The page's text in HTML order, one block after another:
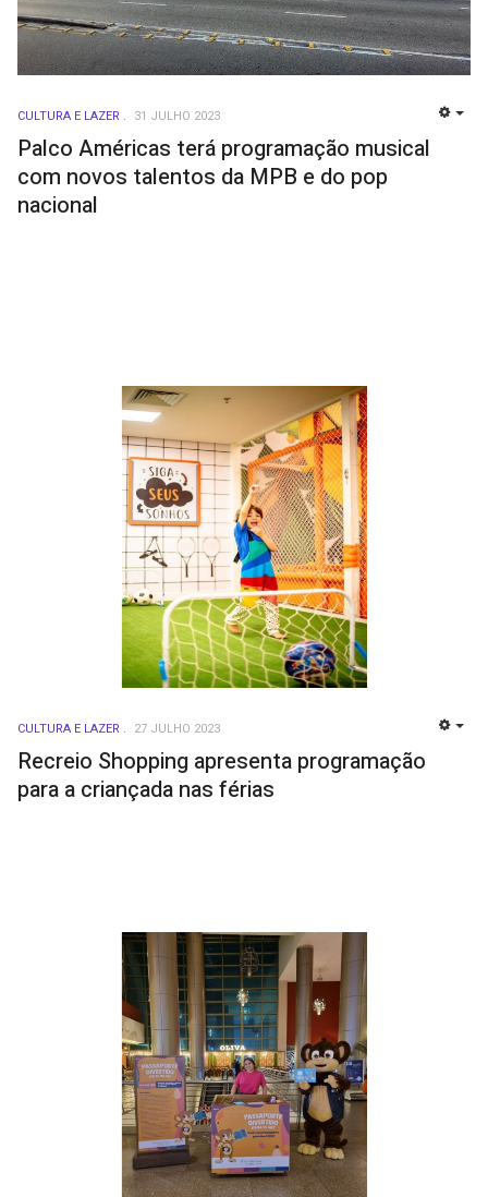
CULTURA E LAZER 31 JULHO 2023
Palco Américas terá programação musical
com novos talentos da MPB e do pop
nacional
CULTURA E LAZER 27 JULHO 2023
Recreio Shopping apresenta programação
para a criançada nas férias